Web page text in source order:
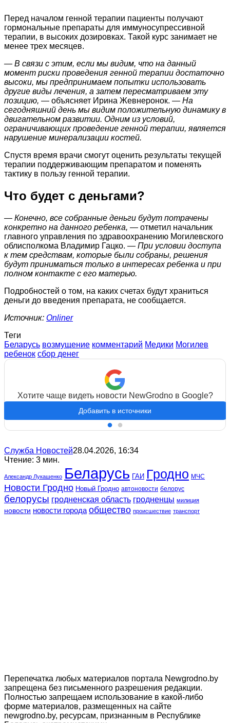
Перед началом генной терапии пациенты получают
гормональные препараты для иммуносупрессивной
терапии, в высоких дозировках. Такой курс занимает не
менее трех месяцев.
— В связи с этим, если мы видим, что на данный
момент риски проведения генной терапии достаточно
высоки, мы предпринимаем попытки использовать
другие виды лечения, а затем пересматриваем эту
позицию, — объясняет Ирина Жевнеронок. — На
сегодняшний день мы видим положительную динамику в
двигательном развитии. Одним из условий,
ограничивающих проведение генной терапии, является
нарушение минерализации костей.
Спустя время врачи смогут оценить результаты текущей
терапии поддерживающим препаратом и поменять
тактику в пользу генной терапии.
Что будет с деньгами?
— Конечно, все собранные деньги будут потрачены
конкретно на данного ребенка, — отметил начальник
главного управления по здравоохранению Могилевского
облисполкома Владимир Гацко. — При условии доступа
к тем средствам, которые были собраны, решения
будут приниматься только в интересах ребенка и при
полном контакте с его матерью.
Подробностей о том, на каких счетах будут храниться
деньги до введения препарата, не сообщается.
Источник: Onliner
Теги
Беларусь возмущение комментарий Медики Могилев
ребенок сбор денег
Хотите чаще видеть новости NewGrodno в Google?
Добавить в источники
Служба Новостей28.04.2026, 16:34
Чтение: 3 мин.
Александр Лукашенко Беларусь ГАИ Гродно МЧС
Новости Гродно Новый Гродно автоновости белорус
белорусы гродненская область гродненцы милиция
новости новости города общество происшествие транспорт
Перепечатка любых материалов портала Newgrodno.by
запрещена без письменного разрешения редакции.
Полностью запрещаем использование в какой-либо
форме материалов, размещенных на сайте
newgrodno.by, ресурсам, признанным в Республике